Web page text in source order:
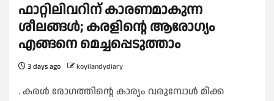
ഫാറ്റിലിവറിന് കാരണമാകുന്ന
ശീലങ്ങള്‍; കരളിന്റെ ആരോഗ്യം
എങ്ങനെ മെച്ചപ്പെടുത്താം
3 days ago koyilandydiary
. കരള്‍ രോഗത്തിന്റെ കാര്യം വരുമ്പോള്‍ മിക്ക